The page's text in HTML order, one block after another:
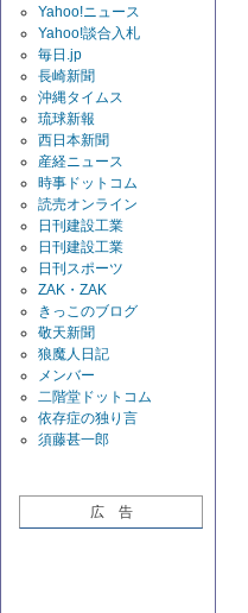
Yahoo!ニュース
Yahoo!談合入札
毎日.jp
長崎新聞
沖縄タイムス
琉球新報
西日本新聞
産経ニュース
時事ドットコム
読売オンライン
日刊建設工業
日刊建設工業
日刊スポーツ
ZAK・ZAK
きっこのブログ
敬天新聞
狼魔人日記
メンバー
二階堂ドットコム
依存症の独り言
須藤甚一郎
広 告